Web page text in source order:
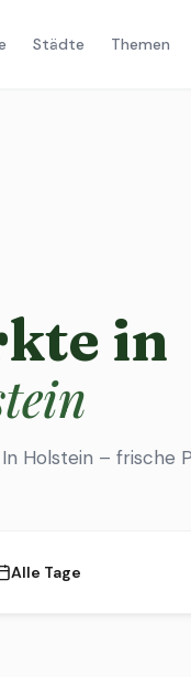
Städte Themen
in
Holstein – frische
Alle Tage